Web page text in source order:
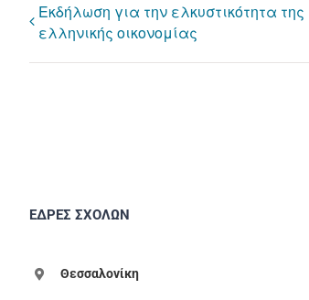
Εκδήλωση για την ελκυστικότητα της
ελληνικής οικονομίας
ΕΔΡΕΣ ΣΧΟΛΩΝ
Θεσσαλονίκη